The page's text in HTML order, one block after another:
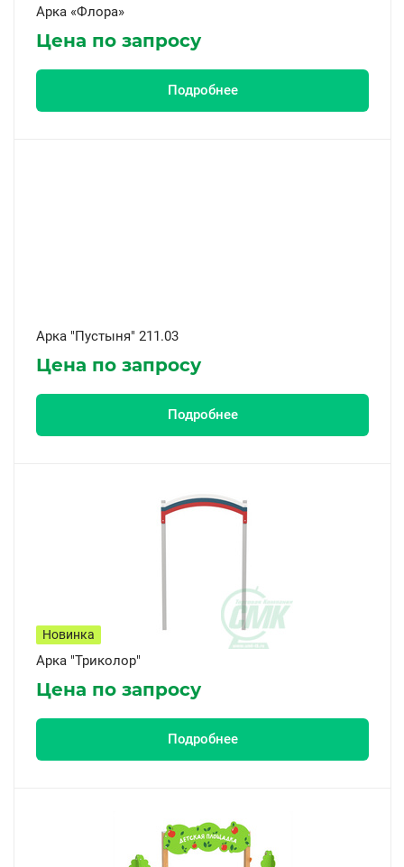
Арка «Флора»
Цена по запросу
Подробнее
Арка "Пустыня" 211.03
Цена по запросу
Подробнее
Новинка
Арка "Триколор"
Цена по запросу
Подробнее